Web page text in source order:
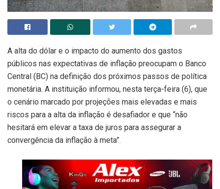
A alta do dólar e o impacto do aumento dos gastos
públicos nas expectativas de inflação preocupam o Banco
Central (BC) na definição dos próximos passos de política
monetária. A instituição informou, nesta terça-feira (6), que
o cenário marcado por projeções mais elevadas e mais
riscos para a alta da inflação é desafiador e que “não
hesitará em elevar a taxa de juros para assegurar a
convergência da inflação à meta”.